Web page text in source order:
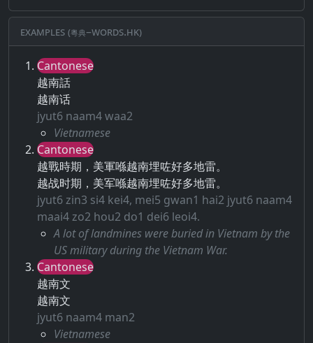
Examples (粵典–words.hk)
Cantonese
越南話
越南话
jyut6 naam4 waa2
Vietnamese
Cantonese
越戰時期，美軍喺越南埋咗好多地雷。
越战时期，美军喺越南埋咗好多地雷。
jyut6 zin3 si4 kei4, mei5 gwan1 hai2 jyut6 naam4
maai4 zo2 hou2 do1 dei6 leoi4.
A lot of landmines were buried in Vietnam by the
US military during the Vietnam War.
Cantonese
越南文
越南文
jyut6 naam4 man2
Vietnamese